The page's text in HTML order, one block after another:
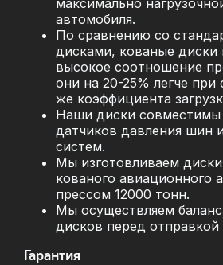
автомобиля.
По сравнению со
дисками, кованые
высокое соотношение
они на 20-25% легче при
же коэффициента
Наши диски
датчиков давления шин
систем.
Мы изготовливаем
кованого авиационного
прессом 12000 тонн.
Мы осуществляем
дисков перед отправкой
Гарантия